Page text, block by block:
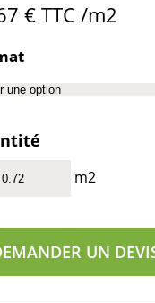
€ TTC /m2
m2
UN